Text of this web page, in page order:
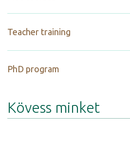
Teacher training
PhD program
Kövess minket